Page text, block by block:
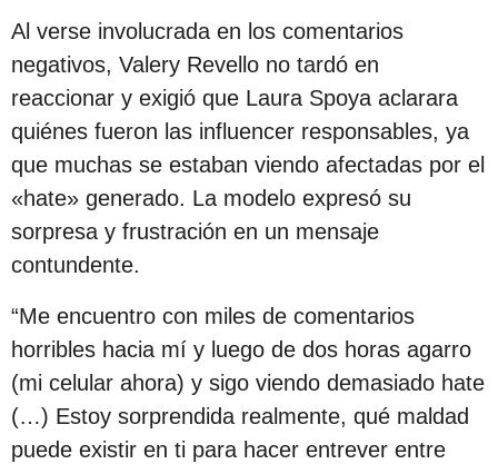
Al verse involucrada en los comentarios
negativos, Valery Revello no tardó en
reaccionar y exigió que Laura Spoya aclarara
quiénes fueron las influencer responsables, ya
que muchas se estaban viendo afectadas por el
«hate» generado. La modelo expresó su
sorpresa y frustración en un mensaje
contundente.
“Me encuentro con miles de comentarios
horribles hacia mí y luego de dos horas agarro
(mi celular ahora) y sigo viendo demasiado hate
(…) Estoy sorprendida realmente, qué maldad
puede existir en ti para hacer entrever entre